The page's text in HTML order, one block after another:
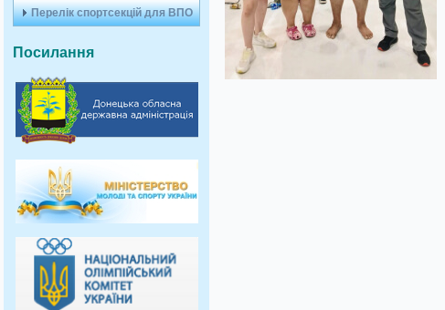
Перелік спортсекцій для ВПО
Посилання